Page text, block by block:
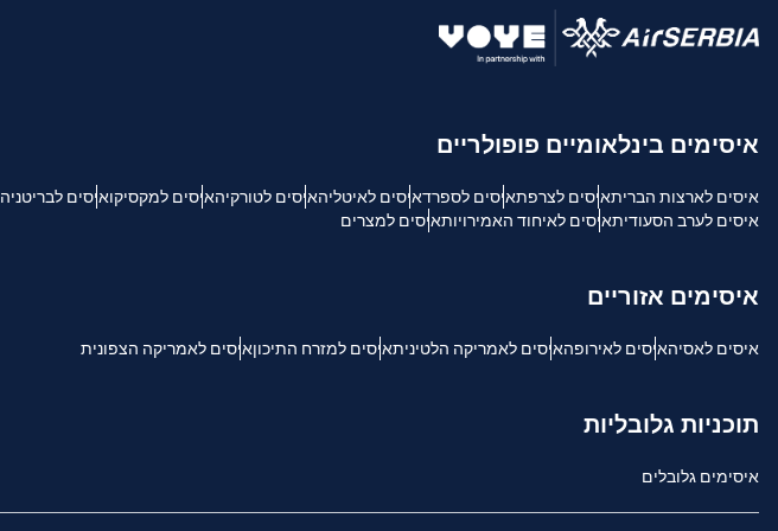
איסימים בינלאומיים פופולריים
איסים לארצות הבריתאיסים לצרפתאיסים לספרדאיסים לאיטליהאיסים לטורקיהאיסים למקסיקואיסים לבריטניה
איסים לערב הסעודיתאיסים לאיחוד האמירויותאיסים למצרים
איסימים אזוריים
איסים לאסיהאיסים לאירופהאיסים לאמריקה הלטיניתאיסים למזרח התיכוןאיסים לאמריקה הצפונית
תוכניות גלובליות
איסימים גלובלים
Deutsch